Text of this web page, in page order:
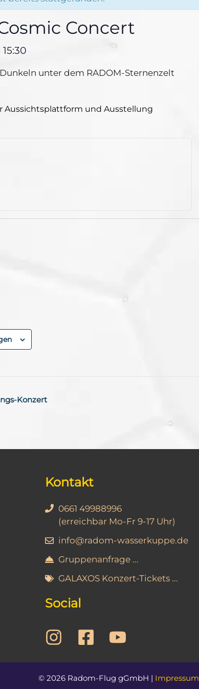
Concert
15:30
unter dem RADOM-Sternenzelt
Aussichtsplattform und Ausstellung
Konzert
Kontakt
0661 49988996
(erreichbar Mo-Fr 9-17 Uhr)
info@radom-wasserkuppe.de
Gruppenanfrage ...
GALAXOS Konzert-Tickets ...
Social
© 2026 Radom-Flug gGmbH | Impressum